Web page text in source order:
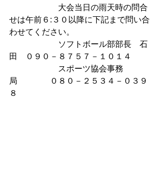
大会当日の雨天時の問合
せは午前６:３０以降に下記まで問い合
わせてください。
ソフトボール部部長　石
田　０９０－８７５７－１０１４
スポーツ協会事務
局　　　　０８０－２５３４－０３９
８